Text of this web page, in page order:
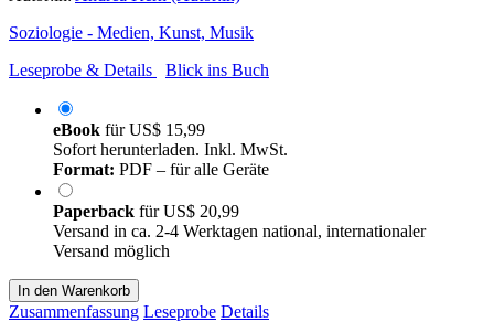
Soziologie - Medien, Kunst, Musik
Leseprobe & Details
Blick ins Buch
eBook fürUS$ 15,99
Sofort herunterladen. Inkl. MwSt.
Format: PDF – für alle Geräte
Paperback fürUS$ 20,99
Versand in ca. 2-4 Werktagen national, internationaler
Versand möglich
In den Warenkorb
Zusammenfassung Leseprobe Details